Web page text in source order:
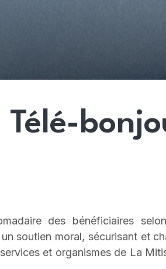
Télé-
des bénéficiaires
soutien moral, sécurisant et
et organismes de La